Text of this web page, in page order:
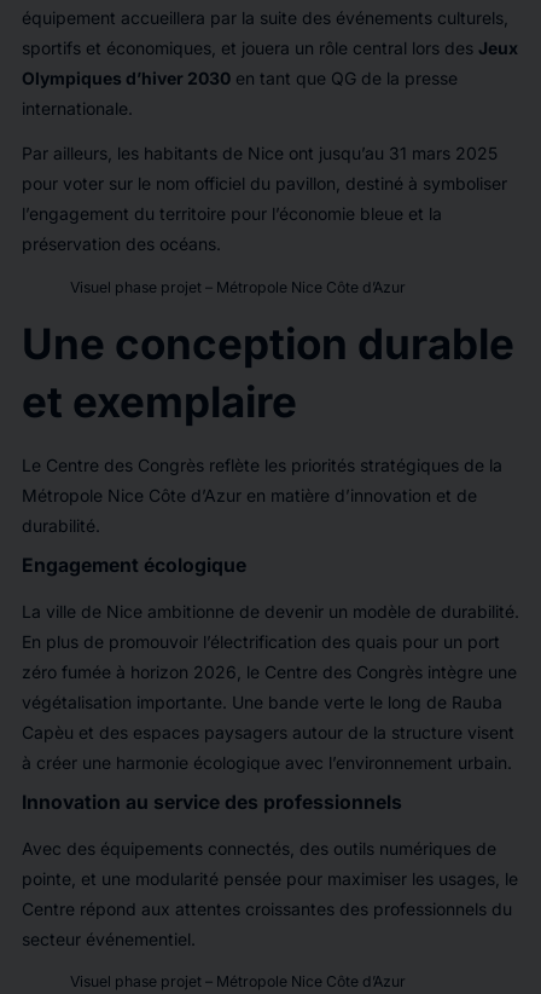
équipement accueillera par la suite des événements culturels,
sportifs et économiques, et jouera un rôle central lors des Jeux
Olympiques d’hiver 2030en tant que QG de la presse
internationale.
Par ailleurs, les habitants de Nice ont jusqu’au 31 mars 2025
pour voter sur le nom officiel du pavillon, destiné à symboliser
l’engagement du territoire pour l’économie bleue et la
préservation des océans.
Visuel phase projet – Métropole Nice Côte d’Azur
Une conception durable
et exemplaire
Le Centre des Congrès reflète les priorités stratégiques de la
Métropole Nice Côte d’Azur en matière d’innovation et de
durabilité.
Engagement écologique
La ville de Nice ambitionne de devenir un modèle de durabilité.
En plus de promouvoir l’électrification des quais pour un port
zéro fumée à horizon 2026, le Centre des Congrès intègre une
végétalisation importante. Une bande verte le long de Rauba
Capèu et des espaces paysagers autour de la structure visent
à créer une harmonie écologique avec l’environnement urbain.
Innovation au service des professionnels
Avec des équipements connectés, des outils numériques de
pointe, et une modularité pensée pour maximiser les usages, le
Centre répond aux attentes croissantes des professionnels du
secteur événementiel.
Visuel phase projet – Métropole Nice Côte d’Azur